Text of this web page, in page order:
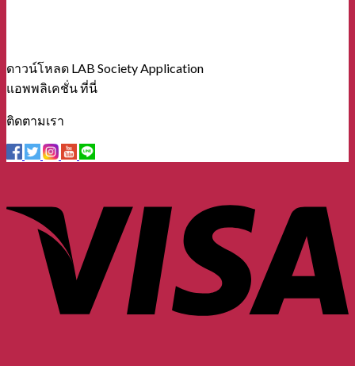
ดาวน์โหลด LAB Society Application
แอพพลิเคชั่น ที่นี่
ติดตามเรา